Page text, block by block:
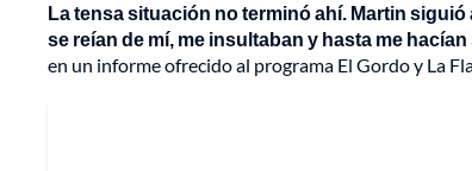
La tensa situación no terminó ahí. Martin
se reían de mí, me insultaban y hasta me
en un informe ofrecido al programa El Gordo y La